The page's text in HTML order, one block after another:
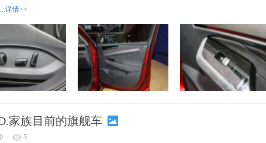
详情>>
家族目前的旗舰车
0
5